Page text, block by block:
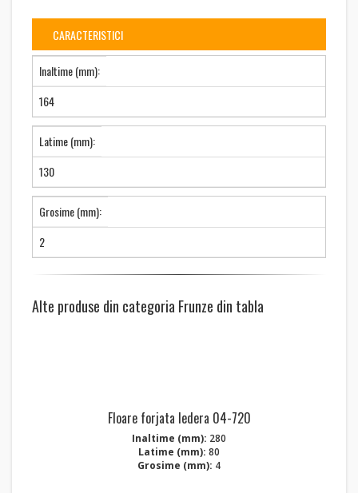
CARACTERISTICI
Inaltime (mm):
164
Latime (mm):
130
Grosime (mm):
2
Alte produse din categoria Frunze din tabla
Floare forjata Iedera 04-720
Inaltime (mm): 280
Latime (mm): 80
Grosime (mm): 4